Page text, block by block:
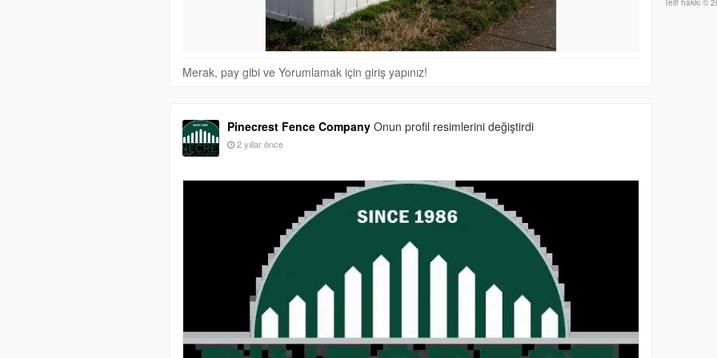
Merak, pay gibi ve Yorumlamak için giriş yapınız!
Pinecrest Fence Company Onun profil resimlerini değiştirdi
2 yıllar önce
Telif hakkı ©